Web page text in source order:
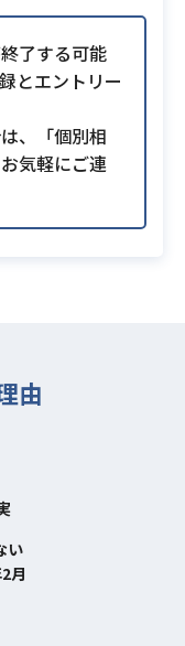
了する可能
とエントリー
、「個別相
気軽にご連
由
い
月